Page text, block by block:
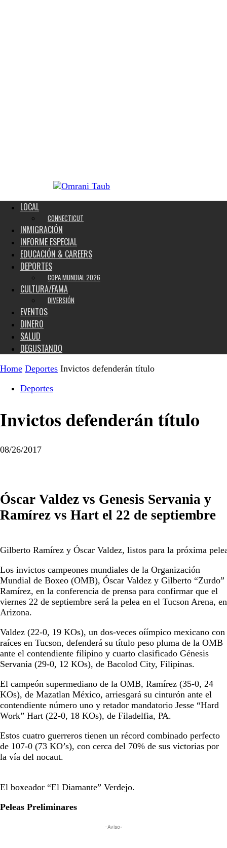
LOCAL
CONNECTICUT
INMIGRACIÓN
INFORME ESPECIAL
EDUCACIÓN & CAREERS
DEPORTES
COPA MUNDIAL 2026
CULTURA/FAMA
DIVERSIÓN
EVENTOS
DINERO
SALUD
DEGUSTANDO
Home Deportes Invictos defenderán título
Deportes
Invictos defenderán título
08/26/2017
Óscar Valdez vs Genesis Servania y
Ramírez vs Hart el 22 de septiembre
Gilberto Ramírez y Óscar Valdez, listos para la próxima
Los invictos campeones mundiales de la Organización
Mundial de Boxeo (OMB), Óscar Valdez y Gilberto “Zurdo”
Ramírez, en la conferencia de prensa para confirmar que el
viernes 22 de septiembre será la pelea en el Tucson Arena, en
Arizona.
Valdez (22-0, 19 KOs), un dos-veces oíímpico mexicano con
raíces en Tucson, defenderá su título peso pluma de la OMB
ante el contendiente filipino y cuarto clasificado Génesis
Servania (29-0, 12 KOs), de Bacolod City, Filipinas.
El campeón supermediano de la OMB, Ramírez (35-0, 24
KOs), de Mazatlan México, arriesgará su cinturón ante el
contendiente número uno y retador mandatorio Jesse “Hard
Work” Hart (22-0, 18 KOs), de Filadelfia, PA.
Estos cuatro guerreros tienen un récord combinado perfecto
de 107-0 (73 KO’s), con cerca del 70% de sus victorias por
la vía del nocaut.
El boxeador “El Diamante” Verdejo.
Peleas Preliminares
-Aviso-